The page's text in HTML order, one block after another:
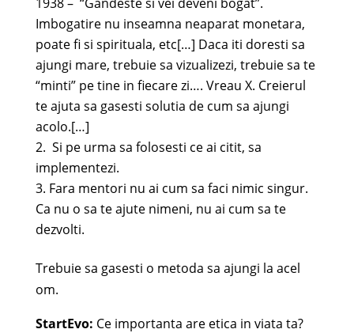
Imbogatire nu inseamna neaparat monetara,
poate fi si spirituala, etc[…] Daca iti doresti sa
ajungi mare, trebuie sa vizualizezi, trebuie sa te
“minti” pe tine in fiecare zi…. Vreau X. Creierul
te ajuta sa gasesti solutia de cum sa ajungi
acolo.[…]
Si pe urma sa folosesti ce ai citit, sa
implementezi.
Fara mentori nu ai cum sa faci nimic singur.
Ca nu o sa te ajute nimeni, nu ai cum sa te
dezvolti.
Trebuie sa gasesti o metoda sa ajungi la acel
om.
StartEvo: Ce importanta are etica in viata ta?